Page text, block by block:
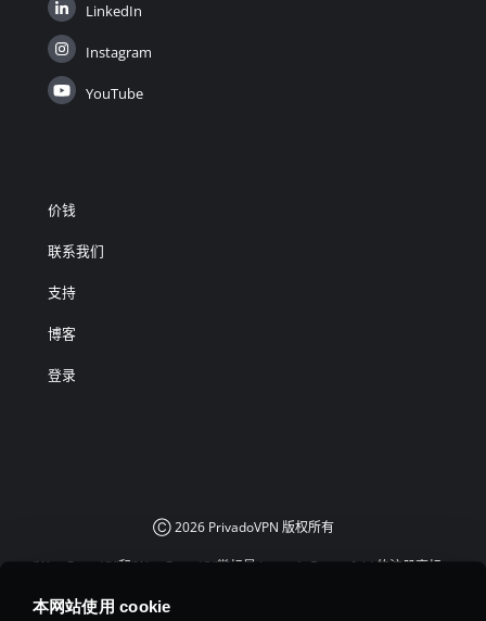
本网站使用 cookie
LinkedIn
Instagram
YouTube
价钱
联系我们
支持
博客
登录
Ⓒ2026PrivadoVPN 版权所有
“WireGuard®”和“WireGuard®”徽标是 Jason A. Donenfeld 的注册商标。